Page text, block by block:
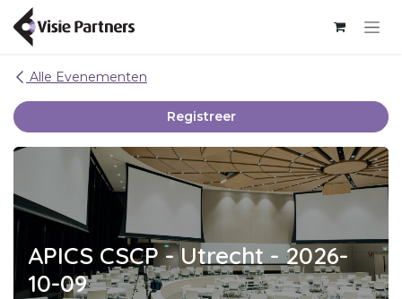
Overslaan naar inhoud
Alle Evenementen
Registreer
APICS CSCP - Utrecht - 2026-
10-09